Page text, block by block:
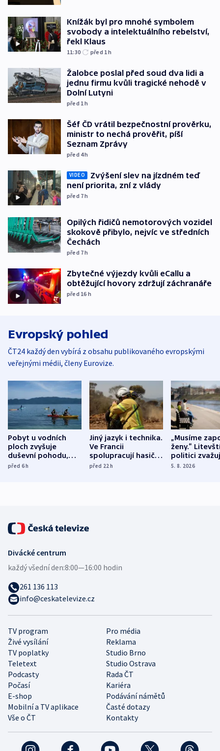
Knížák byl pro mnohé symbolem
svobody a intelektuálního rebelství,
řekl Klaus
11:30 před 1h
Žalobce poslal před soud dva lidi a
jednu firmu kvůli tragické nehodě v
Dolní Lutyni
před 1h
Šéf ČD vrátil bezpečnostní prověrku,
ministr to nechá prověřit, píší
Seznam Zprávy
před 4h
VIDEO
Zvýšení slev na jízdném teď
není priorita, zní z vlády
před 7h
Opilých řidičů nemotorových vozidel
skokově přibylo, nejvíc ve středních
Čechách
před 7h
Zbytečné výjezdy kvůli eCallu a
obtěžující hovory zdržují záchranáře
před 16 h
Evropský pohled
ČT24 každý den vybírá z obsahu publikovaného evropskými
veřejnými médii, členy Eurovize.
Pobyt u vodních
ploch zvyšuje
duševní pohodu,
ukázala
před 6h
Jiný jazyk i technika.
Ve Francii
spolupracují hasiči z
různých zemí
před 22h
„Musíme
ženy.“
politici
dohodu o
5. 8. 2026
TV program
Pro média
Živé vysílání
Reklama
TV poplatky
Studio Brno
Teletext
Studio Ostrava
Podcasty
Rada ČT
Počasí
Kariéra
E-shop
Podávání námětů
Mobilní a TV aplikace
Časté dotazy
Vše o ČT
Kontakty
Divácké centrum
každý všední den:8:00—16:00 hodin
261 136 113
info@ceskatelevize.cz